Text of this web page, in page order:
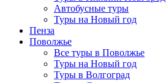
Автобусные туры
Туры на Новый год
Пенза
Поволжье
Все туры в Поволжье
Туры на Новый год
Туры в Волгоград